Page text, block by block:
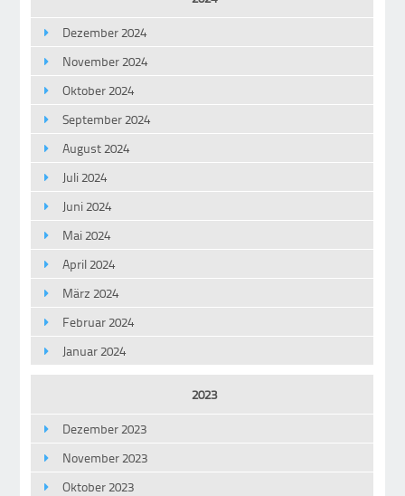
Dezember 2024
November 2024
Oktober 2024
September 2024
August 2024
Juli 2024
Juni 2024
Mai 2024
April 2024
März 2024
Februar 2024
Januar 2024
2023
Dezember 2023
November 2023
Oktober 2023